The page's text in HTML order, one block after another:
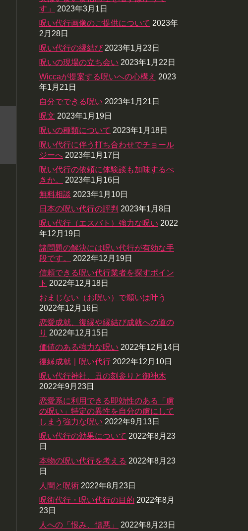
す」
2023年3月1日
呪い代行画像のご提供について 2023年
2月28日
呪い代行の縁結び 2023年1月23日
呪いの現場の立ち会い 2023年1月22日
Wiccaが提案する呪いへの心構え 2023
年1月21日
自分でできる呪い 2023年1月21日
呪文 2023年1月19日
呪いの種類について 2023年1月18日
呪い代行に伴う打ち合わせでチョール
ジーへ 2023年1月17日
呪い代行の依頼に体験談も加味するべ
きか。
2023年1月16日
無料相談 2023年1月10日
日本の呪い代行の評判 2023年1月8日
呪い代行（エスバト）強力な呪い 2022
年12月19日
諸問題の解決には呪い代行が有効な手
段です。
2022年12月19日
信頼できる呪い代行業者を探すポイン
ト 2022年12月18日
おまじない（お呪い）で願いは叶う
2022年12月16日
恋愛成就、復縁や縁結び成就への道の
り 2022年12月15日
価値のある強力な呪い 2022年12月14日
復縁成就｜呪い代行 2022年12月10日
呪い代行神社、丑の刻参りと御神木
2022年9月23日
恋愛系に利用できる即効性のある「虜
の呪い」特定の異性を自分の虜にして
しまう強力な呪い 2022年9月13日
呪い代行の効果について 2022年8月23
日
本物の呪い代行を考える 2022年8月23
日
人間と呪術 2022年8月23日
呪術代行・呪い代行の目的 2022年8月
23日
人への「恨み、憎悪」
2022年8月23日